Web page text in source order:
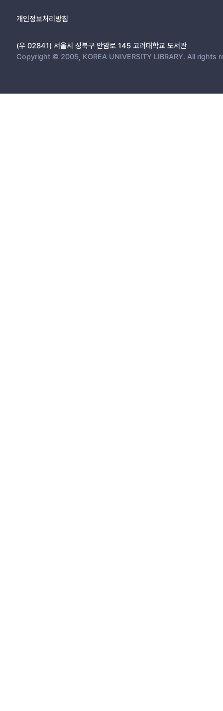
개인정보처리방침
(우 02841) 서울시 성북구 안암로 145 고려대학교 도서관
Copyright © 2005, KOREA UNIVERSITY LIBRARY. All rights